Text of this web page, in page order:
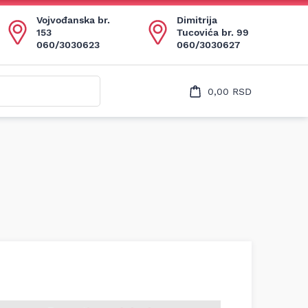
Vojvođanska br.
153
060/3030623
Dimitrija
Tucovića br. 99
060/3030627
0,00 RSD